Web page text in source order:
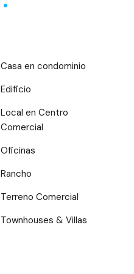
Casa en condominio
Edificio
Local en Centro
Comercial
Oficinas
Rancho
Terreno Comercial
Townhouses & Villas